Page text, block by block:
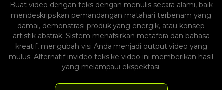
Buat video dengan teks dengan menulis secara alami, baik
mendeskripsikan pemandangan matahari terbenam yang
damai, demonstrasi produk yang energik, atau konsep
artistik abstrak. Sistem menafsirkan metafora dan bahasa
kreatif, mengubah visi Anda menjadi output video yang
mulus. Alternatif invideo teks ke video ini memberikan hasil
yang melampaui ekspektasi.